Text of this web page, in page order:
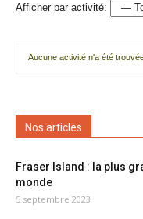
Afficher par activité:
Aucune activité n'a été
Nos articles
Fraser Island : la plus
monde
5 septembre 2023